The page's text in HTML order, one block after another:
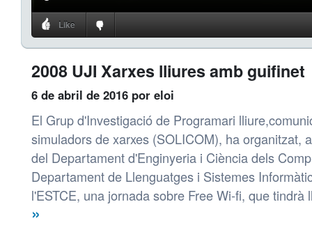
Like
2008 UJI Xarxes lliures amb guifinet
6 de abril de 2016 por eloi
El Grup d'Investigació de Programari
simuladors de xarxes (SOLICOM), ha organitzat,
del Departament d'Enginyeria i Ciència dels
Departament de Llenguatges i Sistemes
l'ESTCE, una jornada sobre Free Wi-fi, que tindrà
»